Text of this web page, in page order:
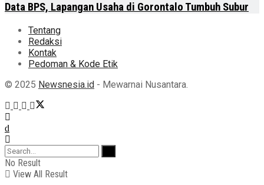
Data BPS, Lapangan Usaha di Gorontalo Tumbuh Subur
Tentang
Redaksi
Kontak
Pedoman & Kode Etik
© 2025 Newsnesia.id - Mewarnai Nusantara.
No Result
View All Result